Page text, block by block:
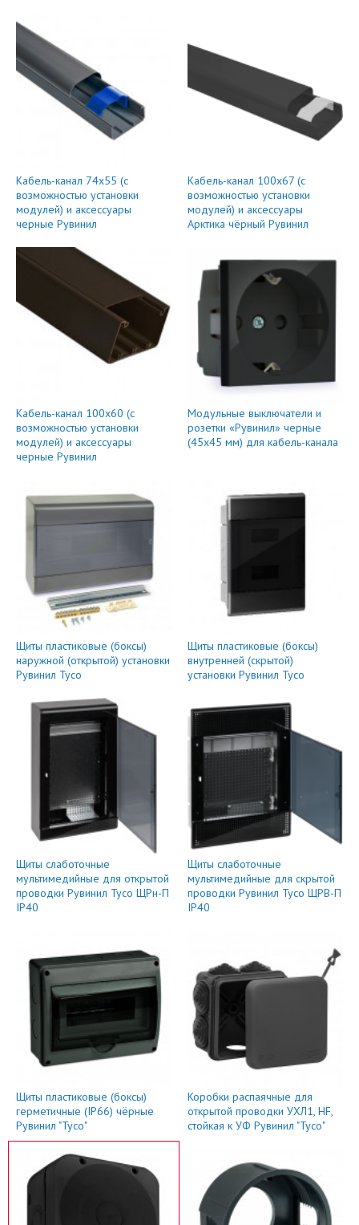
Кабель-канал 74x55 (с
возможностью установки
модулей) и аксессуары
черные Рувинил
Кабель-канал 100x67 (с
возможностью установки
модулей) и аксессуары
Арктика чёрный Рувинил
Кабель-канал 100x60 (с
возможностью установки
модулей) и аксессуары
черные Рувинил
Модульные выключатели и
розетки «Рувинил» черные
(45х45 мм) для кабель-канала
Щиты пластиковые (боксы)
наружной (открытой) установки
Рувинил Тусо
Щиты пластиковые (боксы)
внутренней (скрытой)
установки Рувинил Тусо
Щиты слаботочные
мультимедийные для открытой
проводки Рувинил Тусо ЩРн-П
IP40
Щиты слаботочные
мультимедийные для скрытой
проводки Рувинил Тусо ЩРВ-П
IP40
Щиты пластиковые (боксы)
герметичные (IP66) чёрные
Рувинил "Тусо"
Коробки распаячные для
открытой проводки УХЛ1, HF,
стойкая к УФ Рувинил "Тусо"